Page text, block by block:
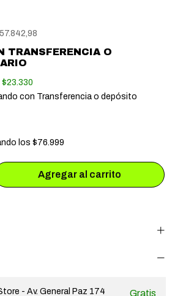
TRANSFERENCIA O
$23.330
con Transferencia o depósito
los$76.999
- Av. General Paz 174
Gratis